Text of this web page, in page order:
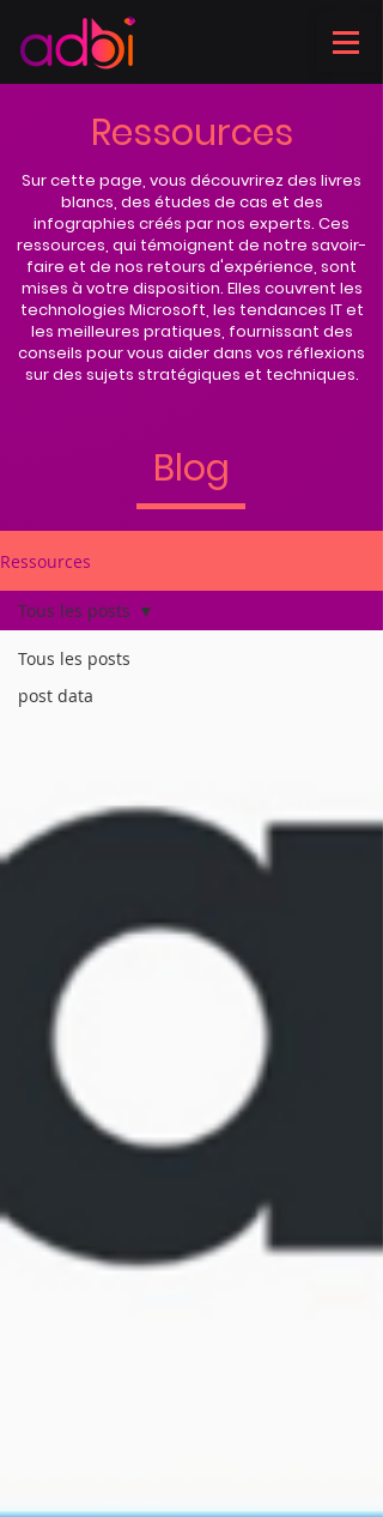
Ressources
Sur cette page, vous découvrirez des livres
blancs, des études de cas et des
infographies créés par nos experts. Ces
ressources, qui témoignent de notre savoir-
faire et de nos retours d'expérience, sont
mises à votre disposition. Elles couvrent les
technologies Microsoft, les tendances IT et
les meilleures pratiques, fournissant des
conseils pour vous aider dans vos réflexions
sur des sujets stratégiques et techniques.
Blog
Ressources
Tous les posts
post data
Tous les posts